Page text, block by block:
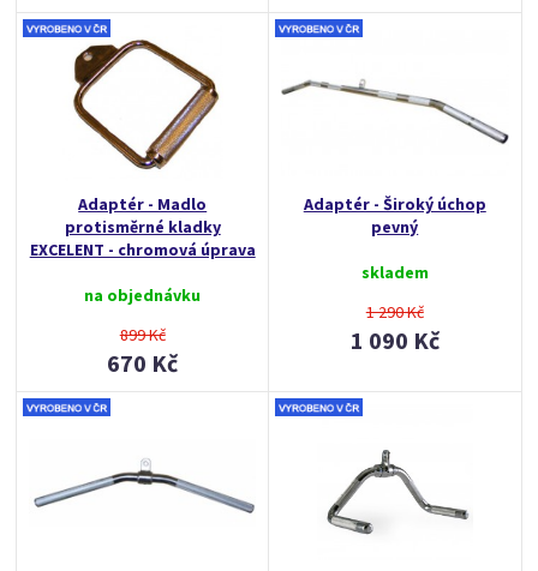
Adaptér - Madlo
protisměrné kladky
EXCELENT - chromová úprava
na objednávku
899 Kč
670 Kč
Adaptér - Široký úchop
pevný
skladem
1 290 Kč
1 090 Kč